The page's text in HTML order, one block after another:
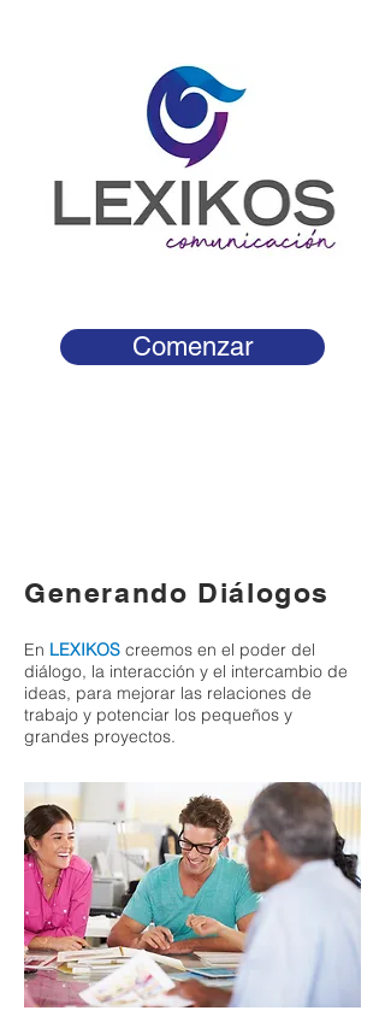
Comenzar
Generando Diálogos
En LEXIKOS creemos en el poder del
diálogo, la interacción y el intercambio de
ideas, para mejorar las relaciones de
trabajo y potenciar los pequeños y
grandes proyectos.